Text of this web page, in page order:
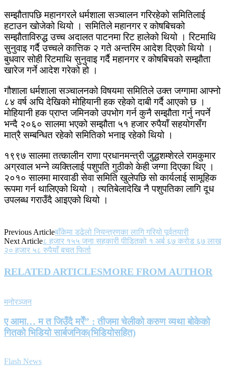
सम्झौतापछि महानगरले धर्मशाला सञ्चालन गरिरहेको समितिलाई
हटाउन खोजेको थियो । समितिले महानगर र कोषबिचको
सम्झौताविरुद्ध उच्च अदालत पाटनमा रिट हालेको थियो । रिटमाथि
सुनुवाइ गर्दै उच्चले कात्तिक २ गते अन्तरिम आदेश दिएको थियो ।
बुधवार सोही रिटमाथि सुनुवाइ गर्दै महानगर र कोषबिचको सम्झौता
खारेज गर्ने आदेश गरेको हो ।
गौशाला धर्मशाला सञ्चालनको विषयमा समितिले उक्त जग्गामा आफ्नो
८४ वर्ष अघि देखिको मोहियानी हक रहेको दाबी गर्दै आएको छ ।
मोहियानी हक प्राप्त जमिनको उपभोग गर्न कुनै सम्झौता गर्नु नपर्ने
भन्दै २०६० सालमा भएको सम्झौता ५१ हजार रुपैयाँ सहयोगसँग
मात्रै सम्बन्धित रहेको समितिको भनाइ रहेको थियो ।
१९९७ सालमा तत्कालीन राणा प्रधानमन्त्री जुद्धशम्शेरले रामकुमार
अग्रवाल भन्ने व्यक्तिलाई पशुपति गुठीको केही जग्गा दिएका थिए ।
२०१० सालमा मारवाडी सेवा समिति खुलेपछि सो कार्यलाई सामूहिक
रूपमा गर्न थालिएको थियो । त्यतिबेलादेखि नै पशुपतिका लागि दूध
उपलब्ध गराउँदै आइएको थियो ।
Previous Articleबाँकेमा डढेलो नियन्त्रणका लागि गरियो पूर्वतयारी
Next Article८ हजार १५५ जना सहकारी पीडितको १ अर्ब ६७ करोड ६७ लाख
२० हजार ५८ रुपैयाँ बचत फिर्ता
RELATED ARTICLESMORE FROM AUTHOR
मनोरञ्जन
ए आमा… म त जिउँदै मरेँ” : तीजमा चेलीको करुण व्यथा बोकेको
गितको भिडियो सार्बजनिक(भिडियोसहित)
Flash News